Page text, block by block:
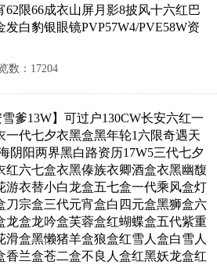
62限66成衣山屏月影8披风十六红巴
白豹银眼镜PVP57W4/PVE58W资
数：17204
爹13W】可过户130CW长安六红一
一代七夕衣黑盒黑年轮1六限奇遇天
阴阳两界黑白路资历17W5三代七夕
红六七盒衣黑傣族衣卿酒盒衣黑幽馥
游衣替小白龙盒五七盒一代乘风盒灯
刀宗盒三代元宵盒白四元盒黑狮盒六
龙盒龙吟盒芙蓉盒红蝴蝶盒五代紫重
滑盒黑懒猪羊盒狼盒红雪人盒白雪人
香兰盒苍二盒不良人盒红黑妖龙盒红